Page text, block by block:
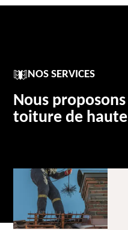
NOS SERVICES
Nous
toiture de